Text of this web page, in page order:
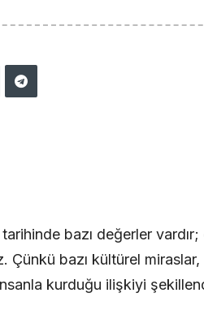
tarihinde bazı değerler
Çünkü bazı kültürel
insanla kurduğu ilişkiyi